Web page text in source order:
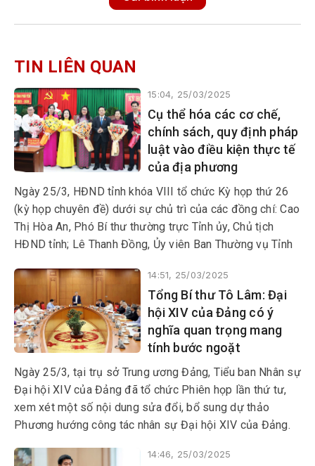
TIN LIÊN QUAN
15:04, 25/03/2025
Cụ thể hóa các cơ chế,
chính sách, quy định pháp
luật vào điều kiện thực tế
của địa phương
Ngày 25/3, HĐND tỉnh khóa VIII tổ chức Kỳ họp thứ 26
(kỳ họp chuyên đề) dưới sự chủ trì của các đồng chí: Cao
Thị Hòa An, Phó Bí thư thường trực Tỉnh ủy, Chủ tịch
HĐND tỉnh; Lê Thanh Đồng, Ủy viên Ban Thường vụ Tỉnh
14:51, 25/03/2025
Tổng Bí thư Tô Lâm: Đại
hội XIV của Đảng có ý
nghĩa quan trọng mang
tính bước ngoặt
Ngày 25/3, tại trụ sở Trung ương Đảng, Tiểu ban Nhân sự
Đại hội XIV của Đảng đã tổ chức Phiên họp lần thứ tư,
xem xét một số nội dung sửa đổi, bổ sung dự thảo
Phương hướng công tác nhân sự Đại hội XIV của Đảng.
14:46, 25/03/2025